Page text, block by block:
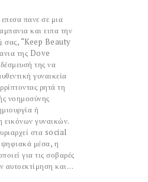
πανε σε μια
και ειπα την
σας, “Keep Beauty
της Dove
της να
γυναικεία
ρητά τη
νοημοσύνης
ή
γυναικών.
στα social
μέσα, η
για τις σοβαρές
αυτοεκτίμηση και…